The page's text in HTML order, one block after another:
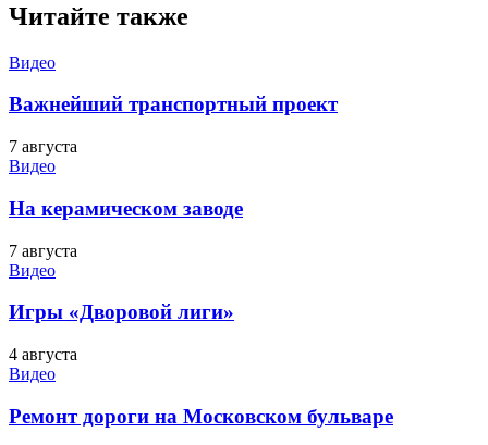
Читайте также
Видео
Важнейший транспортный проект
7 августа
Видео
На керамическом заводе
7 августа
Видео
Игры «Дворовой лиги»
4 августа
Видео
Ремонт дороги на Московском бульваре